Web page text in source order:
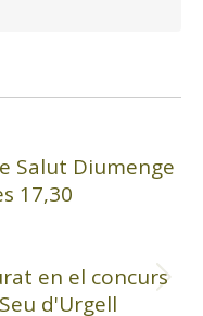
Salut Diumenge
17,30
en el concurs
d'Urgell